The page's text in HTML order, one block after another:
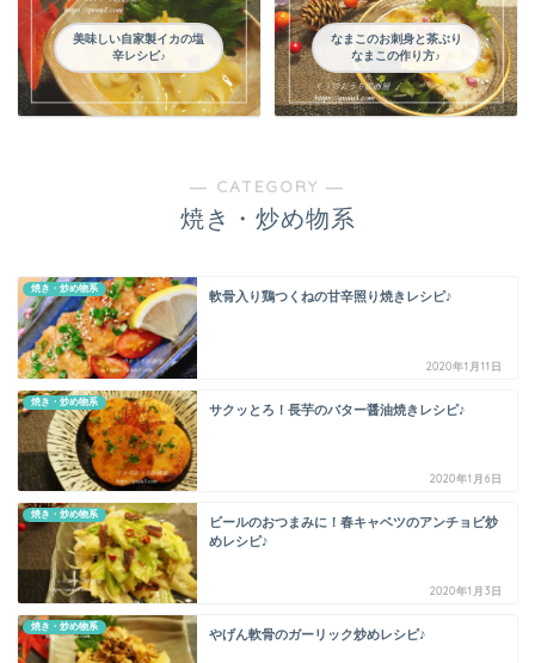
美味しい自家製イカの塩
辛レシピ♪
なまこのお刺身と茶ぶり
なまこの作り方♪
― CATEGORY ―
焼き・炒め物系
焼き・炒め物系
軟骨入り鶏つくねの甘辛照り焼きレシピ♪
2020年1月11日
焼き・炒め物系
サクッとろ！長芋のバター醤油焼きレシピ♪
2020年1月6日
焼き・炒め物系
ビールのおつまみに！春キャベツのアンチョビ炒
めレシピ♪
2020年1月3日
焼き・炒め物系
やげん軟骨のガーリック炒めレシピ♪